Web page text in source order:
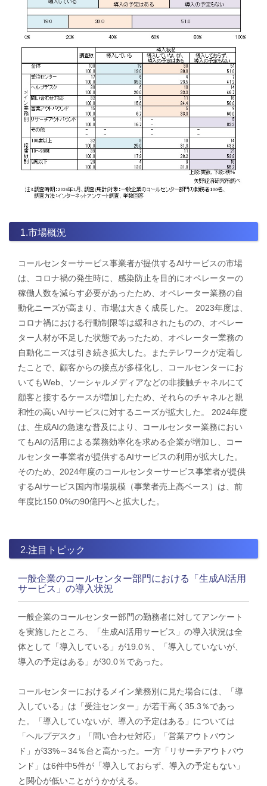
1.市場概況
コールセンターサービス事業者が提供するAIサービスの市場
は、コロナ禍の発生時に、感染防止を目的にオペレーターの
稼働人数を減らす必要があったため、オペレーター業務の自
動化ニーズが高まり、市場は大きく成長した。 2023年度は、
コロナ禍における行動制限等は緩和されたものの、オペレー
ター人材が不足した状態であったため、オペレーター業務の
自動化ニーズは引き続き拡大した。またテレワークが定着し
たことで、顧客からの接点が多様化し、コールセンターにお
いてもWeb、ソーシャルメディアなどの非接触チャネルにて
顧客と接するケースが増加したため、それらのチャネルと親
和性の高いAIサービスに対するニーズが拡大した。​ 2024年度
は、生成AIの急速な普及により、コールセンター業務におい
てもAIの活用による業務効率化を求める企業が増加し、コー
ルセンター事業者が提供するAIサービスの利用が拡大した。
そのため、2024年度のコールセンターサービス事業者が提供
するAIサービス国内市場規模（事業者売上高ベース）は、前
年度比150.0%の90億円へと拡大した。
2.注目トピック
一般企業のコールセンター部門における「生成AI活用
サービス」の導入状況
一般企業のコールセンター部門の勤務者に対してアンケート
を実施したところ、「生成AI活用サービス」の導入状況は全
体として「導入している」が19.0％、「導入していないが、
導入の予定はある」が30.0％であった。
コールセンターにおけるメイン業務別に見た場合には、「導
入している」は「受注センター」が若干高く35.3％であっ
た。「導入していないが、導入の予定はある」については
「ヘルプデスク」「問い合わせ対応」「営業アウトバウン
ド」が33%～34％台と高かった。一方「リサーチアウトバウ
ンド」は6件中5件が「導入しておらず、導入の予定もない」
と関心が低いことがうかがえる。